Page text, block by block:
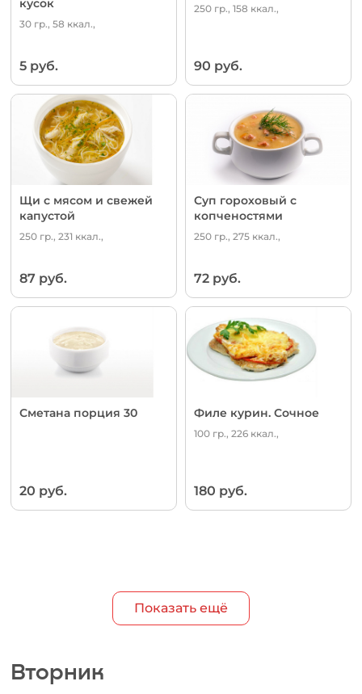
30 гр., 58 ккал.,
5 руб.
250 гр., 158 ккал.,
90 руб.
Щи с мясом и свежей
капустой
250 гр., 231 ккал.,
87 руб.
Суп гороховый с
копченостями
250 гр., 275 ккал.,
72 руб.
Сметана порция 30
20 руб.
Филе курин. Сочное
100 гр., 226 ккал.,
180 руб.
Показать ещё
Вторник